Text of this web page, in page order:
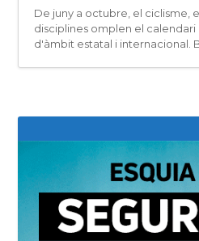
De juny a octubre, el ciclisme,
disciplines omplen el
d'àmbit estatal i internacional.